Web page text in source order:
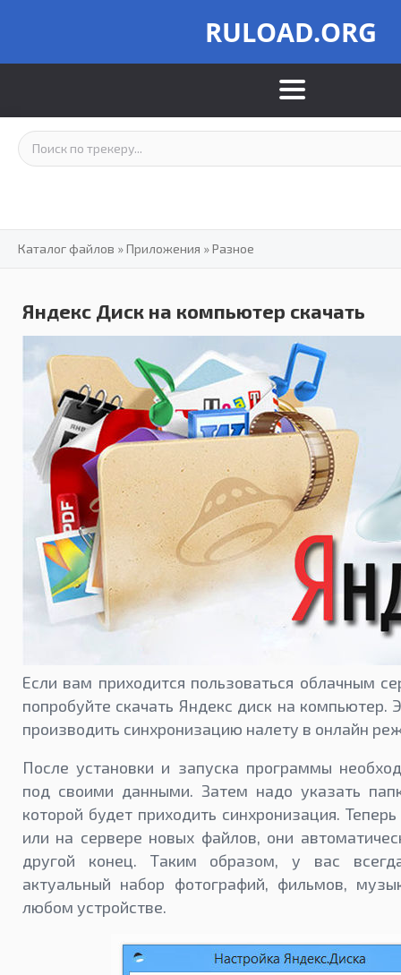
RULOAD.ORG
Каталог файлов »Приложения »Разное
Яндекс Диск на компьютер скачать
Если вам приходится пользоваться облачным
попробуйте скачать Яндекс диск на компьютер.
производить синхронизацию налету в онлайн
После установки и запуска программы
под своими данными. Затем надо указать
которой будет приходить синхронизация.
или на сервере новых файлов, они
другой конец. Таким образом, у вас
актуальный набор фотографий, фильмов,
любом устройстве.